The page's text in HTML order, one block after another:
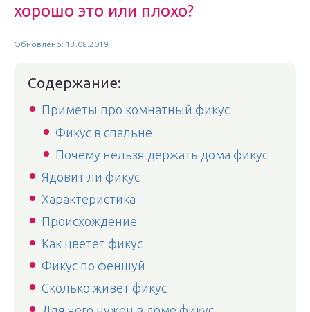
хорошо это или плохо?
Обновлено: 13.08.2019
Содержание:
Приметы про комнатный фикус
Фикус в спальне
Почему нельзя держать дома фикус
Ядовит ли фикус
Характеристика
Происхождение
Как цветет фикус
Фикус по феншуй
Сколько живет фикус